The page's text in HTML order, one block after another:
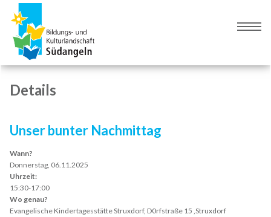
Navigation
springen
Inhalt
springen
Details
Unser bunter Nachmittag
Wann?
Donnerstag, 06.11.2025
Uhrzeit:
15:30-17:00
Wo genau?
Evangelische Kindertagesstätte Struxdorf, D0rfstraße 15 ,Struxdorf